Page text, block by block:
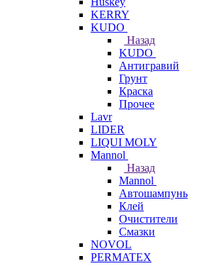
KERRY
KUDO
Назад
KUDO
Антигравий
Грунт
Краска
Прочее
Lavr
LIDER
LIQUI MOLY
Mannol
Назад
Mannol
Автошампунь
Клей
Очистители
Смазки
NOVOL
PERMATEX